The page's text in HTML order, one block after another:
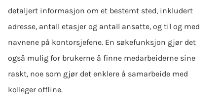
detaljert informasjon om et bestemt sted, inkludert
adresse, antall etasjer og antall ansatte, og til og med
navnene på kontorsjefene. En søkefunksjon gjør det
også mulig for brukerne å finne medarbeiderne sine
raskt, noe som gjør det enklere å samarbeide med
kolleger offline.